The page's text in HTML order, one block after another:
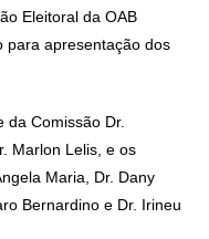
Eleitoral da OAB
para apresentação dos
da Comissão Dr.
Marlon Lelis, e os
Maria, Dr. Dany
Bernardino e Dr. Irineu